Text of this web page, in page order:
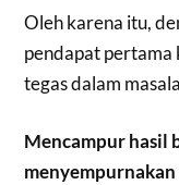
Oleh karena itu,
pendapat pertama
tegas dalam
Mencampur hasil